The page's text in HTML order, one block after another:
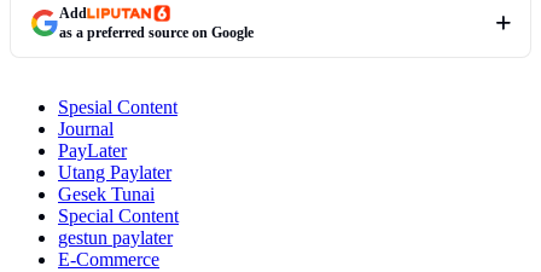
Add
as a preferred source on Google
Spesial Content
Journal
PayLater
Utang Paylater
Gesek Tunai
Special Content
gestun paylater
E-Commerce